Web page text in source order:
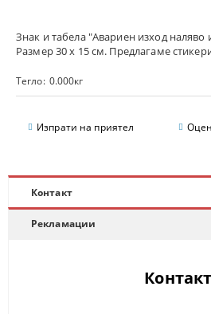
Знак и табела "Авариен изход наляво
Размер 30 х 15 см. Предлагаме
Тегло: 0.000кг
Изпрати на приятел
Контакт
Рекламации
Контакт